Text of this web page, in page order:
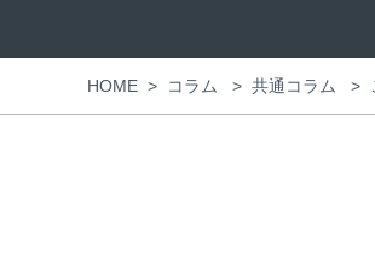
HOME > コラム > 共通コラム >